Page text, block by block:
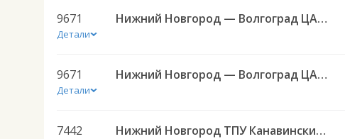
9671
Детали
Нижний Новгород — Волгоград ЦАВ 9671
9671
Детали
Нижний Новгород — Волгоград ЦАВ 9671
7442 Нижний Новгород ТПУ Канавинский — Саратов 7442